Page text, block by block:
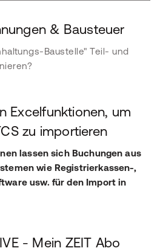
& Bausteuer
Baustelle" Teil- und
Excelfunktionen, um
zu importieren
lassen sich Buchungen aus
wie Registrierkassen-,
usw. für den Import in
- Mein ZEIT Abo